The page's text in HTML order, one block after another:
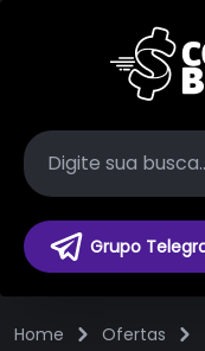
Grupo
Home Ofertas